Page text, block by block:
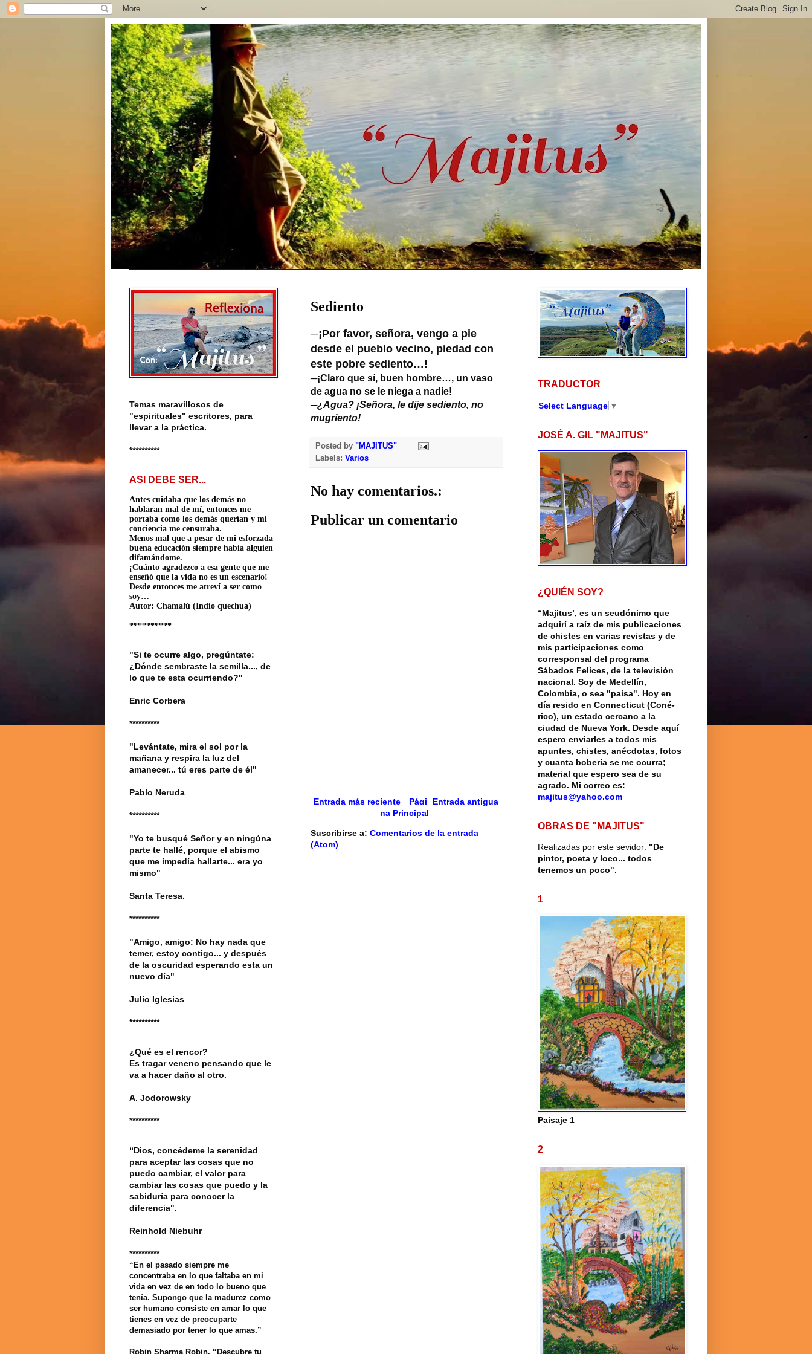
Sediento
─¡Por favor, señora, vengo a pie
desde el pueblo vecino, piedad con
este pobre sediento…!
─¡Claro que sí, buen hombre…, un vaso
de agua no se le niega a nadie!
─¿Agua? ¡Señora, le dije sediento, no
mugriento!
Posted by "MAJITUS"
Labels: Varios
No hay comentarios.:
Publicar un comentario
Entrada más reciente Entrada antigua
Pági
na Principal
Suscribirse a: Comentarios de la entrada
(Atom)
Temas maravillosos de
"espirituales" escritores, para
llevar a la práctica.
**********
ASI DEBE SER...
Antes cuidaba que los demás no
hablaran mal de mí, entonces me
portaba como los demás querían y mi
conciencia me censuraba.
Menos mal que a pesar de mi esforzada
buena educación siempre había alguien
difamándome.
¡Cuánto agradezco a esa gente que me
enseñó que la vida no es un escenario!
Desde entonces me atreví a ser como
soy…
Autor: Chamalú (Indio quechua)
**********
"Si te ocurre algo, pregúntate:
¿Dónde sembraste la semilla..., de
lo que te esta ocurriendo?"
Enric Corbera
**********
"Levántate, mira el sol por la
mañana y respira la luz del
amanecer... tú eres parte de él"
Pablo Neruda
**********
"Yo te busqué Señor y en ningúna
parte te hallé, porque el abismo
que me impedía hallarte... era yo
mismo"
Santa Teresa.
**********
"Amigo, amigo: No hay nada que
temer, estoy contigo... y después
de la oscuridad esperando esta un
nuevo día"
Julio Iglesias
**********
¿Qué es el rencor?
Es tragar veneno pensando que le
va a hacer daño al otro.
A. Jodorowsky
**********
“Dios, concédeme la serenidad
para aceptar las cosas que no
puedo cambiar, el valor para
cambiar las cosas que puedo y la
sabiduría para conocer la
diferencia".
Reinhold Niebuhr
**********
“En el pasado siempre me
concentraba en lo que faltaba en mi
vida en vez de en todo lo bueno que
tenía. Supongo que la madurez como
ser humano consiste en amar lo que
tienes en vez de preocuparte
demasiado por tener lo que amas.”
Robin Sharma Robin. “Descubre tu
TRADUCTOR
Select Language ▼
JOSÉ A. GIL "MAJITUS"
¿QUIÉN SOY?
“Majitus’, es un seudónimo que
adquirí a raíz de mis publicaciones
de chistes en varias revistas y de
mis participaciones como
corresponsal del programa
Sábados Felices, de la televisión
nacional. Soy de Medellín,
Colombia, o sea "paisa". Hoy en
día resido en Connecticut (Coné-
rico), un estado cercano a la
ciudad de Nueva York. Desde aquí
espero enviarles a todos mis
apuntes, chistes, anécdotas, fotos
y cuanta bobería se me ocurra;
material que espero sea de su
agrado. Mi correo es:
majitus@yahoo.com
OBRAS DE "MAJITUS"
Realizadas por este sevidor: "De
pintor, poeta y loco... todos
tenemos un poco".
1
Paisaje 1
2